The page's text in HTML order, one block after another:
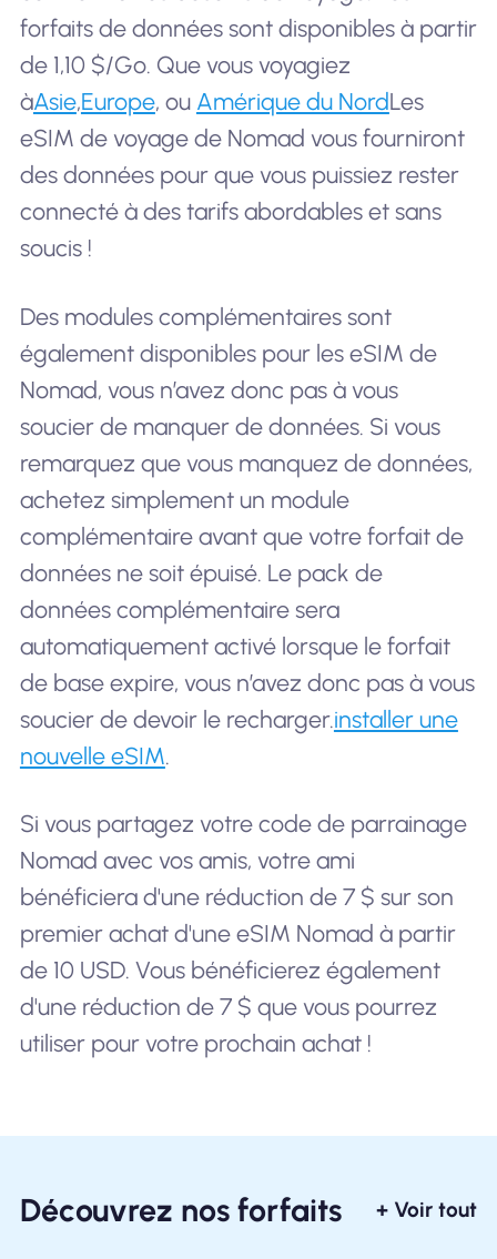
forfaits de données sont disponibles à partir
de 1,10 $/Go. Que vous voyagiez
àAsie,Europe, ou Amérique du NordLes
eSIM de voyage de Nomad vous fourniront
des données pour que vous puissiez rester
connecté à des tarifs abordables et sans
soucis !
Des modules complémentaires sont
également disponibles pour les eSIM de
Nomad, vous n’avez donc pas à vous
soucier de manquer de données. Si vous
remarquez que vous manquez de données,
achetez simplement un module
complémentaire avant que votre forfait de
données ne soit épuisé. Le pack de
données complémentaire sera
automatiquement activé lorsque le forfait
de base expire, vous n’avez donc pas à vous
soucier de devoir le recharger.installer une
nouvelle eSIM.
Si vous partagez votre code de parrainage
Nomad avec vos amis, votre ami
bénéficiera d'une réduction de 7 $ sur son
premier achat d'une eSIM Nomad à partir
de 10 USD. Vous bénéficierez également
d'une réduction de 7 $ que vous pourrez
utiliser pour votre prochain achat !
Découvrez nos forfaits + Voir tout